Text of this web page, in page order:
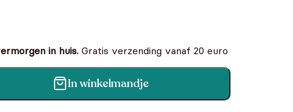
in huis. Gratis verzending vanaf 20 euro
In winkelmandje